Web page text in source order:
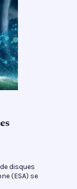
disques
(ESA) se